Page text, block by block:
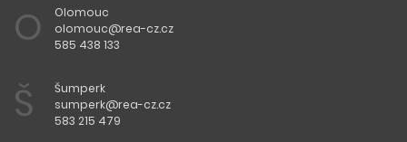
O
Olomouc
olomouc@rea-cz.cz
585 438 133
Š
Šumperk
sumperk@rea-cz.cz
583 215 479